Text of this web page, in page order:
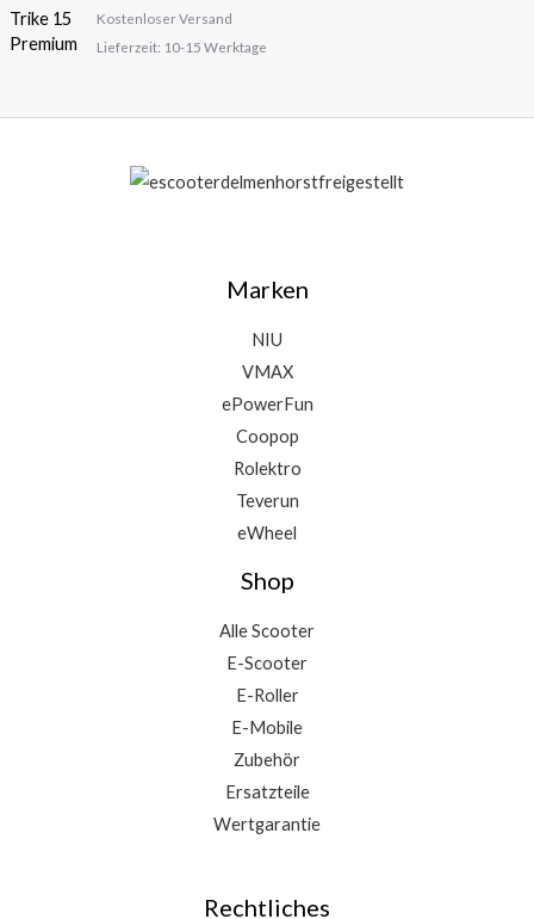
Kostenloser Versand
Lieferzeit: 10-15 Werktage
Marken
NIU
VMAX
ePowerFun
Coopop
Rolektro
Teverun
eWheel
Shop
Alle Scooter
E-Scooter
E-Roller
E-Mobile
Zubehör
Ersatzteile
Wertgarantie
Rechtliches